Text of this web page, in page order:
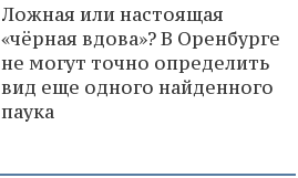
Ложная или настоящая
«чёрная вдова»? В Оренбурге
не могут точно определить
вид еще одного найденного
паука